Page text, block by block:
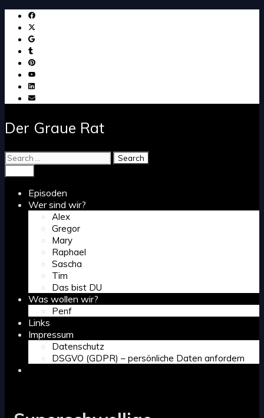
Skip
content
Der Graue Rat
Search
for:
Episoden
Wer sind wir?
Alex
Gregor
Mary
Raphael
Sascha
Tim
Das bist DU
Was wollen wir?
Penf
Links
Impressum
Datenschutz
DSGVO (GDPR) – persönliche Daten anfordern